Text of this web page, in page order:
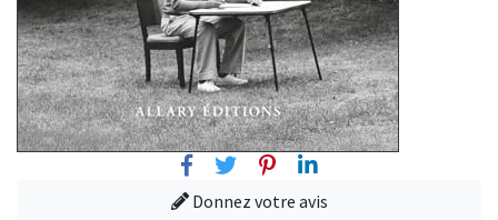
FacebookTwitterPinterest
Linkedin
Donnez votre avis